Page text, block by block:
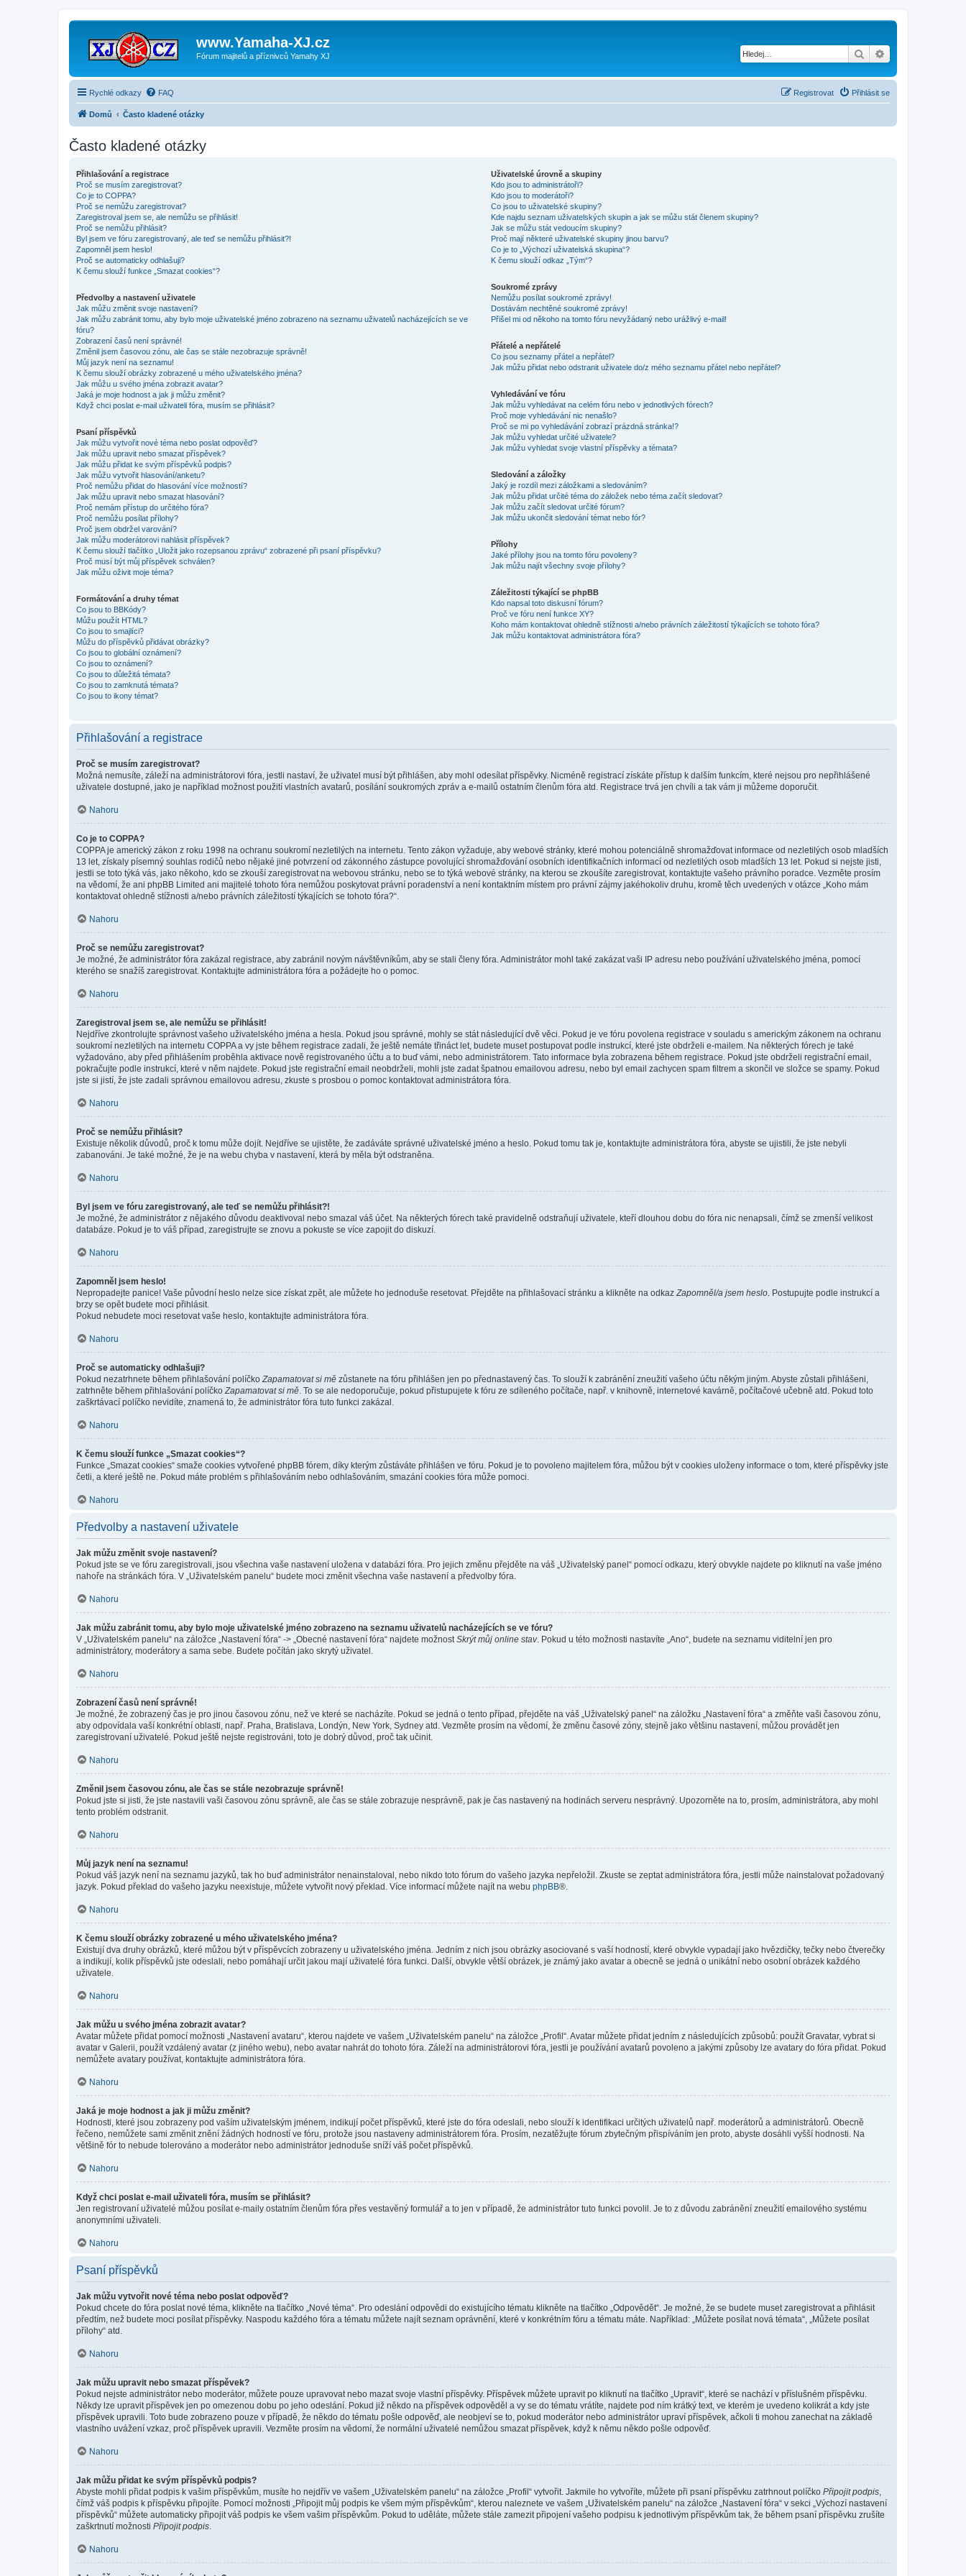
www.Yamaha-XJ.cz
Fórum majitelů a příznivců Yamahy XJ Hledat
Rychlé odkazy FAQ Přihlásit se
Registrovat
Domů Často kladené otázky
Často kladené otázky
Přihlašování a registrace
Proč se musím zaregistrovat?
Co je to COPPA?
Proč se nemůžu zaregistrovat?
Zaregistroval jsem se, ale nemůžu se přihlásit!
Proč se nemůžu přihlásit?
Byl jsem ve fóru zaregistrovaný, ale teď se nemůžu přihlásit?!
Zapomněl jsem heslo!
Proč se automaticky odhlašuji?
K čemu slouží funkce „Smazat cookies“?
Předvolby a nastavení uživatele
Jak můžu změnit svoje nastavení?
Jak můžu zabránit tomu, aby bylo moje uživatelské jméno zobrazeno na seznamu uživatelů nacházejících se ve
fóru?
Zobrazení časů není správné!
Změnil jsem časovou zónu, ale čas se stále nezobrazuje správně!
Můj jazyk není na seznamu!
K čemu slouží obrázky zobrazené u mého uživatelského jména?
Jak můžu u svého jména zobrazit avatar?
Jaká je moje hodnost a jak ji můžu změnit?
Když chci poslat e-mail uživateli fóra, musím se přihlásit?
Psaní příspěvků
Jak můžu vytvořit nové téma nebo poslat odpověď?
Jak můžu upravit nebo smazat příspěvek?
Jak můžu přidat ke svým příspěvků podpis?
Jak můžu vytvořit hlasování/anketu?
Proč nemůžu přidat do hlasování více možností?
Jak můžu upravit nebo smazat hlasování?
Proč nemám přístup do určitého fóra?
Proč nemůžu posílat přílohy?
Proč jsem obdržel varování?
Jak můžu moderátorovi nahlásit příspěvek?
K čemu slouží tlačítko „Uložit jako rozepsanou zprávu“ zobrazené při psaní příspěvku?
Proč musí být můj příspěvek schválen?
Jak můžu oživit moje téma?
Formátování a druhy témat
Co jsou to BBKódy?
Můžu použít HTML?
Co jsou to smajlíci?
Můžu do příspěvků přidávat obrázky?
Co jsou to globální oznámení?
Co jsou to oznámení?
Co jsou to důležitá témata?
Co jsou to zamknutá témata?
Co jsou to ikony témat?
Uživatelské úrovně a skupiny
Kdo jsou to administrátoři?
Kdo jsou to moderátoři?
Co jsou to uživatelské skupiny?
Kde najdu seznam uživatelských skupin a jak se můžu stát členem skupiny?
Jak se můžu stát vedoucím skupiny?
Proč mají některé uživatelské skupiny jinou barvu?
Co je to „Výchozí uživatelská skupina“?
K čemu slouží odkaz „Tým“?
Soukromé zprávy
Nemůžu posílat soukromé zprávy!
Dostávám nechtěné soukromé zprávy!
Přišel mi od někoho na tomto fóru nevyžádaný nebo urážlivý e-mail!
Přátelé a nepřátelé
Co jsou seznamy přátel a nepřátel?
Jak můžu přidat nebo odstranit uživatele do/z mého seznamu přátel nebo nepřátel?
Vyhledávání ve fóru
Jak můžu vyhledávat na celém fóru nebo v jednotlivých fórech?
Proč moje vyhledávání nic nenašlo?
Proč se mi po vyhledávání zobrazí prázdná stránka!?
Jak můžu vyhledat určité uživatele?
Jak můžu vyhledat svoje vlastní příspěvky a témata?
Sledování a záložky
Jaký je rozdíl mezi záložkami a sledováním?
Jak můžu přidat určité téma do záložek nebo téma začít sledovat?
Jak můžu začít sledovat určité fórum?
Jak můžu ukončit sledování témat nebo fór?
Přílohy
Jaké přílohy jsou na tomto fóru povoleny?
Jak můžu najít všechny svoje přílohy?
Záležitosti týkající se phpBB
Kdo napsal toto diskusní fórum?
Proč ve fóru není funkce XY?
Koho mám kontaktovat ohledně stížnosti a/nebo právních záležitostí týkajících se tohoto fóra?
Jak můžu kontaktovat administrátora fóra?
Přihlašování a registrace
Proč se musím zaregistrovat?
Možná nemusíte, záleží na administrátorovi fóra, jestli nastaví, že uživatel musí být přihlášen, aby mohl odesílat příspěvky. Nicméně registrací získáte přístup k dalším funkcím, které nejsou pro nepřihlášené
uživatele dostupné, jako je například možnost použití vlastních avatarů, posílání soukromých zpráv a e-mailů ostatním členům fóra atd. Registrace trvá jen chvíli a tak vám ji můžeme doporučit.
Nahoru
Co je to COPPA?
COPPA je americký zákon z roku 1998 na ochranu soukromí nezletilých na internetu. Tento zákon vyžaduje, aby webové stránky, které mohou potenciálně shromažďovat informace od nezletilých osob mladších
13 let, získaly písemný souhlas rodičů nebo nějaké jiné potvrzení od zákonného zástupce povolující shromažďování osobních identifikačních informací od nezletilých osob mladších 13 let. Pokud si nejste jisti,
jestli se toto týká vás, jako někoho, kdo se zkouší zaregistrovat na webovou stránku, nebo se to týká webové stránky, na kterou se zkoušíte zaregistrovat, kontaktujte vašeho právního poradce. Vezměte prosím
na vědomí, že ani phpBB Limited ani majitelé tohoto fóra nemůžou poskytovat právní poradenství a není kontaktním místem pro právní zájmy jakéhokoliv druhu, kromě těch uvedených v otázce „Koho mám
kontaktovat ohledně stížnosti a/nebo právních záležitostí týkajících se tohoto fóra?“.
Nahoru
Proč se nemůžu zaregistrovat?
Je možné, že administrátor fóra zakázal registrace, aby zabránil novým návštěvníkům, aby se stali členy fóra. Administrátor mohl také zakázat vaši IP adresu nebo používání uživatelského jména, pomocí
kterého se snažíš zaregistrovat. Kontaktujte administrátora fóra a požádejte ho o pomoc.
Nahoru
Zaregistroval jsem se, ale nemůžu se přihlásit!
Nejdříve zkontrolujte správnost vašeho uživatelského jména a hesla. Pokud jsou správné, mohly se stát následující dvě věci. Pokud je ve fóru povolena registrace v souladu s americkým zákonem na ochranu
soukromí nezletilých na internetu COPPA a vy jste během registrace zadali, že ještě nemáte třináct let, budete muset postupovat podle instrukcí, které jste obdrželi e-mailem. Na některých fórech je také
vyžadováno, aby před přihlášením proběhla aktivace nově registrovaného účtu a to buď vámi, nebo administrátorem. Tato informace byla zobrazena během registrace. Pokud jste obdrželi registrační email,
pokračujte podle instrukcí, které v něm najdete. Pokud jste registrační email neobdrželi, mohli jste zadat špatnou emailovou adresu, nebo byl email zachycen spam filtrem a skončil ve složce se spamy. Pokud
jste si jistí, že jste zadali správnou emailovou adresu, zkuste s prosbou o pomoc kontaktovat administrátora fóra.
Nahoru
Proč se nemůžu přihlásit?
Existuje několik důvodů, proč k tomu může dojít. Nejdříve se ujistěte, že zadáváte správné uživatelské jméno a heslo. Pokud tomu tak je, kontaktujte administrátora fóra, abyste se ujistili, že jste nebyli
zabanováni. Je také možné, že je na webu chyba v nastavení, která by měla být odstraněna.
Nahoru
Byl jsem ve fóru zaregistrovaný, ale teď se nemůžu přihlásit?!
Je možné, že administrátor z nějakého důvodu deaktivoval nebo smazal váš účet. Na některých fórech také pravidelně odstraňují uživatele, kteří dlouhou dobu do fóra nic nenapsali, čímž se zmenší velikost
databáze. Pokud je to váš případ, zaregistrujte se znovu a pokuste se více zapojit do diskuzí.
Nahoru
Zapomněl jsem heslo!
Nepropadejte panice! Vaše původní heslo nelze sice získat zpět, ale můžete ho jednoduše resetovat. Přejděte na přihlašovací stránku a klikněte na odkaz Zapomněl/a jsem heslo . Postupujte podle instrukcí a
brzy se opět budete moci přihlásit.
Pokud nebudete moci resetovat vaše heslo, kontaktujte administrátora fóra.
Nahoru
Proč se automaticky odhlašuji?
Pokud nezatrhnete během přihlašování políčko Zapamatovat si mě zůstanete na fóru přihlášen jen po přednastavený čas. To slouží k zabránění zneužití vašeho účtu někým jiným. Abyste zůstali přihlášeni,
zatrhněte během přihlašování políčko Zapamatovat si mě . To se ale nedoporučuje, pokud přistupujete k fóru ze sdíleného počítače, např. v knihovně, internetové kavárně, počítačové učebně atd. Pokud toto
zaškrtávací políčko nevidíte, znamená to, že administrátor fóra tuto funkci zakázal.
Nahoru
K čemu slouží funkce „Smazat cookies“?
Funkce „Smazat cookies“ smaže cookies vytvořené phpBB fórem, díky kterým zůstáváte přihlášen ve fóru. Pokud je to povoleno majitelem fóra, můžou být v cookies uloženy informace o tom, které příspěvky jste
četli, a které ještě ne. Pokud máte problém s přihlašováním nebo odhlašováním, smazání cookies fóra může pomoci.
Nahoru
Předvolby a nastavení uživatele
Jak můžu změnit svoje nastavení?
Pokud jste se ve fóru zaregistrovali, jsou všechna vaše nastavení uložena v databázi fóra. Pro jejich změnu přejděte na váš „Uživatelský panel“ pomocí odkazu, který obvykle najdete po kliknutí na vaše jméno
nahoře na stránkách fóra. V „Uživatelském panelu“ budete moci změnit všechna vaše nastavení a předvolby fóra.
Nahoru
Jak můžu zabránit tomu, aby bylo moje uživatelské jméno zobrazeno na seznamu uživatelů nacházejících se ve fóru?
V „Uživatelském panelu“ na záložce „Nastavení fóra“ -> „Obecné nastavení fóra“ najdete možnost Skrýt můj online stav. Pokud u této možnosti nastavíte „Ano“, budete na seznamu viditelní jen pro
administrátory, moderátory a sama sebe. Budete počítán jako skrytý uživatel.
Nahoru
Zobrazení časů není správné!
Je možné, že zobrazený čas je pro jinou časovou zónu, než ve které se nacházíte. Pokud se jedná o tento případ, přejděte na váš „Uživatelský panel“ na záložku „Nastavení fóra“ a změňte vaši časovou zónu,
aby odpovídala vaší konkrétní oblasti, např. Praha, Bratislava, Londýn, New York, Sydney atd. Vezměte prosím na vědomí, že změnu časové zóny, stejně jako většinu nastavení, můžou provádět jen
zaregistrovaní uživatelé. Pokud ještě nejste registrováni, toto je dobrý důvod, proč tak učinit.
Nahoru
Změnil jsem časovou zónu, ale čas se stále nezobrazuje správně!
Pokud jste si jisti, že jste nastavili vaši časovou zónu správně, ale čas se stále zobrazuje nesprávně, pak je čas nastavený na hodinách serveru nesprávný. Upozorněte na to, prosím, administrátora, aby mohl
tento problém odstranit.
Nahoru
Můj jazyk není na seznamu!
Pokud váš jazyk není na seznamu jazyků, tak ho buď administrátor nenainstaloval, nebo nikdo toto fórum do vašeho jazyka nepřeložil. Zkuste se zeptat administrátora fóra, jestli může nainstalovat požadovaný
jazyk. Pokud překlad do vašeho jazyku neexistuje, můžete vytvořit nový překlad. Více informací můžete najít na webu phpBB®.
Nahoru
K čemu slouží obrázky zobrazené u mého uživatelského jména?
Existují dva druhy obrázků, které můžou být v příspěvcích zobrazeny u uživatelského jména. Jedním z nich jsou obrázky asociované s vaší hodností, které obvykle vypadají jako hvězdičky, tečky nebo čtverečky
a indikují, kolik příspěvků jste odeslali, nebo pomáhají určit jakou mají uživatelé fóra funkci. Další, obvykle větší obrázek, je známý jako avatar a obecně se jedná o unikátní nebo osobní obrázek každého
uživatele.
Nahoru
Jak můžu u svého jména zobrazit avatar?
Avatar můžete přidat pomocí možnosti „Nastavení avataru“, kterou najdete ve vašem „Uživatelském panelu“ na záložce „Profil“. Avatar můžete přidat jedním z následujících způsobů: použít Gravatar, vybrat si
avatar v Galerii, použít vzdálený avatar (z jiného webu), nebo avatar nahrát do tohoto fóra. Záleží na administrátorovi fóra, jestli je používání avatarů povoleno a jakými způsoby lze avatary do fóra přidat. Pokud
nemůžete avatary používat, kontaktujte administrátora fóra.
Nahoru
Jaká je moje hodnost a jak ji můžu změnit?
Hodnosti, které jsou zobrazeny pod vaším uživatelským jménem, indikují počet příspěvků, které jste do fóra odeslali, nebo slouží k identifikaci určitých uživatelů např. moderátorů a administrátorů. Obecně
řečeno, nemůžete sami změnit znění žádných hodností ve fóru, protože jsou nastaveny administrátorem fóra. Prosím, nezatěžujte fórum zbytečným přispíváním jen proto, abyste dosáhli vyšší hodnosti. Na
většině fór to nebude tolerováno a moderátor nebo administrátor jednoduše sníží váš počet příspěvků.
Nahoru
Když chci poslat e-mail uživateli fóra, musím se přihlásit?
Jen registrovaní uživatelé můžou posílat e-maily ostatním členům fóra přes vestavěný formulář a to jen v případě, že administrátor tuto funkci povolil. Je to z důvodu zabránění zneužití emailového systému
anonymními uživateli.
Nahoru
Psaní příspěvků
Jak můžu vytvořit nové téma nebo poslat odpověď?
Pokud chcete do fóra poslat nové téma, klikněte na tlačítko „Nové téma“. Pro odeslání odpovědi do existujícího tématu klikněte na tlačítko „Odpovědět“. Je možné, že se budete muset zaregistrovat a přihlásit
předtím, než budete moci posílat příspěvky. Naspodu každého fóra a tématu můžete najít seznam oprávnění, které v konkrétním fóru a tématu máte. Například: „Můžete posílat nová témata“, „Můžete posílat
přílohy“ atd.
Nahoru
Jak můžu upravit nebo smazat příspěvek?
Pokud nejste administrátor nebo moderátor, můžete pouze upravovat nebo mazat svoje vlastní příspěvky. Příspěvek můžete upravit po kliknutí na tlačítko „Upravit“, které se nachází v příslušném příspěvku.
Někdy lze upravit příspěvek jen po omezenou dobu po jeho odeslání. Pokud již někdo na příspěvek odpověděl a vy se do tématu vrátíte, najdete pod ním krátký text, ve kterém je uvedeno kolikrát a kdy jste
příspěvek upravili. Toto bude zobrazeno pouze v případě, že někdo do tématu pošle odpověď, ale neobjeví se to, pokud moderátor nebo administrátor upraví příspěvek, ačkoli ti mohou zanechat na základě
vlastního uvážení vzkaz, proč příspěvek upravili. Vezměte prosím na vědomí, že normální uživatelé nemůžou smazat příspěvek, když k němu někdo pošle odpověď.
Nahoru
Jak můžu přidat ke svým příspěvků podpis?
Abyste mohli přidat podpis k vašim příspěvkům, musíte ho nejdřív ve vašem „Uživatelském panelu“ na záložce „Profil“ vytvořit. Jakmile ho vytvoříte, můžete při psaní příspěvku zatrhnout políčko Připojit podpis
čímž váš podpis k příspěvku připojíte. Pomocí možnosti „Připojit můj podpis ke všem mým příspěvkům“, kterou naleznete ve vašem „Uživatelském panelu“ na záložce „Nastavení fóra“ v sekci „Výchozí nastavení
příspěvků“ můžete automaticky připojit váš podpis ke všem vašim příspěvkům. Pokud to uděláte, můžete stále zamezit připojení vašeho podpisu k jednotlivým příspěvkům tak, že během psaní příspěvku zrušíte
zaškrtnutí možnosti Připojit podpis
Nahoru